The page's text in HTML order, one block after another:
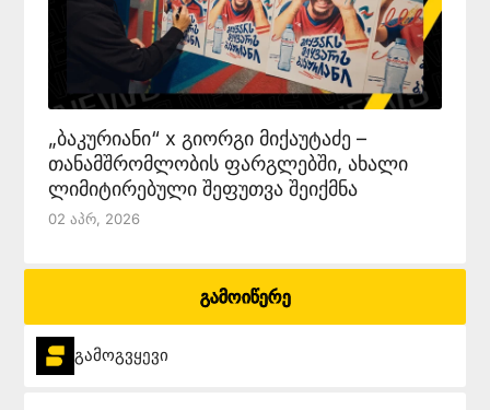
„ბაკურიანი“ x გიორგი მიქაუტაძე –
თანამშრომლობის ფარგლებში, ახალი
ლიმიტირებული შეფუთვა შეიქმნა
02 Აპრ, 2026
გამოიწერე
გამოგვყევი